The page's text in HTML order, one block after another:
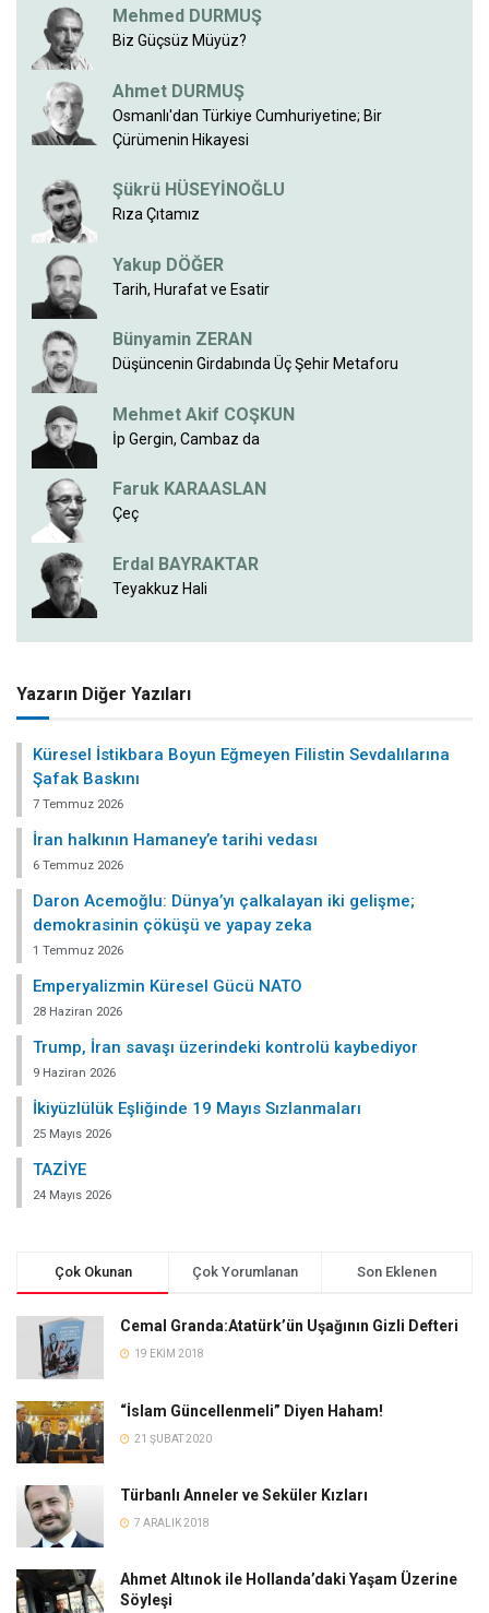
Mehmed DURMUŞ
Biz Güçsüz Müyüz?
Ahmet DURMUŞ
Osmanlı'dan Türkiye Cumhuriyetine; Bir
Çürümenin Hikayesi
Şükrü HÜSEYİNOĞLU
Rıza Çıtamız
Yakup DÖĞER
Tarih, Hurafat ve Esatir
Bünyamin ZERAN
Düşüncenin Girdabında Üç Şehir Metaforu
Mehmet Akif COŞKUN
İp Gergin, Cambaz da
Faruk KARAASLAN
Çeç
Erdal BAYRAKTAR
Teyakkuz Hali
Yazarın Diğer Yazıları
Küresel İstikbara Boyun Eğmeyen Filistin Sevdalılarına
Şafak Baskını
7 Temmuz 2026
İran halkının Hamaney’e tarihi vedası
6 Temmuz 2026
Daron Acemoğlu: Dünya’yı çalkalayan iki gelişme;
demokrasinin çöküşü ve yapay zeka
1 Temmuz 2026
Emperyalizmin Küresel Gücü NATO
28 Haziran 2026
Trump, İran savaşı üzerindeki kontrolü kaybediyor
9 Haziran 2026
İkiyüzlülük Eşliğinde 19 Mayıs Sızlanmaları
25 Mayıs 2026
TAZİYE
24 Mayıs 2026
Çok Okunan Çok Yorumlanan Son Eklenen
Cemal Granda:Atatürk’ün Uşağının Gizli Defteri
19 EKIM 2018
“İslam Güncellenmeli” Diyen Haham!
21 ŞUBAT 2020
Türbanlı Anneler ve Seküler Kızları
7 ARALIK 2018
Ahmet Altınok ile Hollanda’daki Yaşam Üzerine
Söyleşi